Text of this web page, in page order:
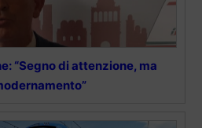
“Segno di attenzione, ma